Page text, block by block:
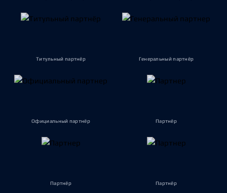
Титульный партнёр Генеральный партнёр
Официальный партнёр Партнёр
Партнёр Партнёр